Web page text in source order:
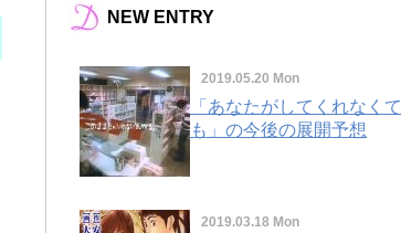
NEW ENTRY
2019.05.20 Mon
「あなたがしてくれなくて
も」の今後の展開予想
2019.03.18 Mon